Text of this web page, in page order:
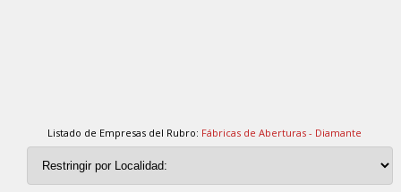
Listado de Empresas del Rubro: Fábricas de Aberturas - Diamante